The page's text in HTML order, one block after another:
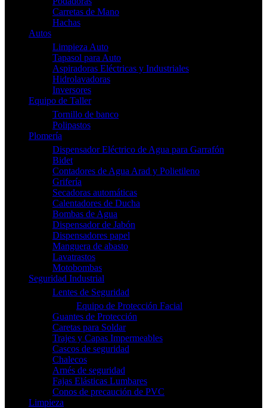
Carretas de Mano
Hachas
Autos
Limpieza Auto
Tapasol para Auto
Aspiradoras Eléctricas y Industriales
Hidrolavadoras
Inversores
Equipo de Taller
Tornillo de banco
Polipastos
Plomería
Dispensador Eléctrico de Agua para Garrafón
Bidet
Contadores de Agua Arad y Polietileno
Grifería
Secadoras automáticas
Calentadores de Ducha
Bombas de Agua
Dispensador de Jabón
Dispensadores papel
Manguera de abasto
Lavatrastos
Motobombas
Seguridad Industrial
Lentes de Seguridad
Equipo de Protección Facial
Guantes de Protección
Caretas para Soldar
Trajes y Capas Impermeables
Cascos de seguridad
Chalecos
Arnés de seguridad
Fajas Elásticas Lumbares
Conos de precaución de PVC
Limpieza